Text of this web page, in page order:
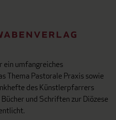
ein umfangreiches
Thema Pastorale Praxis sowie
des Künstlerpfarrers
und Schriften zur Diözese